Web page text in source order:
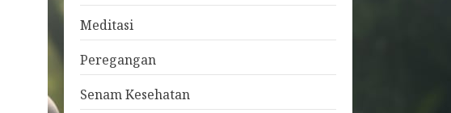
Meditasi
Peregangan
Senam Kesehatan